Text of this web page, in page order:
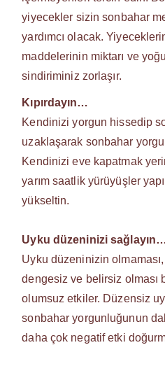
yiyecekler sizin sonbahar
yardımcı olacak.
maddelerinin miktarı ve
sindiriminiz zorlaşır.
Kıpırdayın…
Kendinizi yorgun hissedip
uzaklaşarak sonbahar
Kendinizi eve kapatmak
yarım saatlik yürüyüşler
yükseltin.
Uyku düzeninizi
Uyku düzeninizin
dengesiz ve belirsiz olması
olumsuz etkiler. Düzensiz
sonbahar yorgunluğunun
daha çok negatif etki